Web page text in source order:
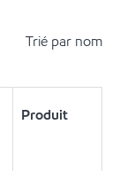
Trié par nom
Produit